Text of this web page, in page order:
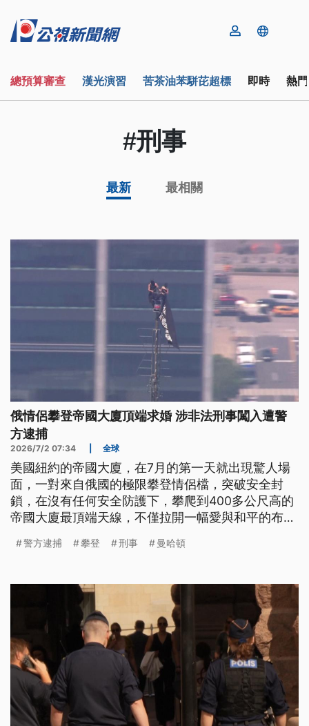
總預算審查 漢光演習 苦茶油苯駢芘超標 即時 熱
#刑事
最新 最相關
俄情侶攀登帝國大廈頂端求婚 涉非法刑事闖入遭警
方逮捕
2026/7/2 07:34 全球
美國紐約的帝國大廈，在7月的第一天就出現驚人場
面，一對來自俄國的極限攀登情侶檔，突破安全封
鎖，在沒有任何安全防護下，攀爬到400多公尺高的
帝國大廈最頂端天線，不僅拉開一幅愛與和平的布
捕，並面臨多項罪名指控。
警方逮捕 攀登 刑事 曼哈頓